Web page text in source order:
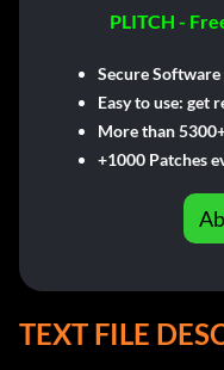
PLITCH -
Secure
Easy to use: get
More than
+1000 Patches
TEXT FILE